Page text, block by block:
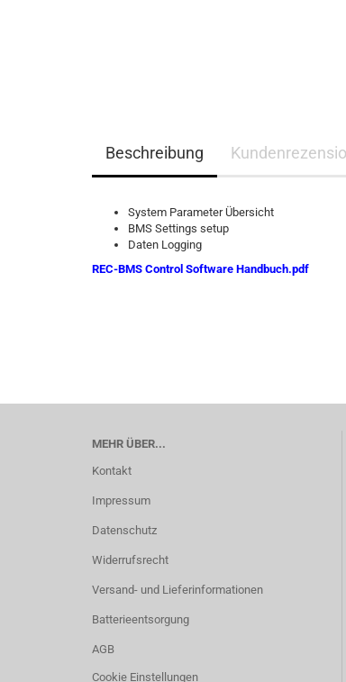
Beschreibung
System Parameter Übersicht
BMS Settings setup
Daten Logging
REC-BMS Control Software Handbuch.pdf
MEHR ÜBER...
Kontakt
Impressum
Datenschutz
Widerrufsrecht
Versand- und Lieferinformationen
Batterieentsorgung
AGB
Cookie Einstellungen